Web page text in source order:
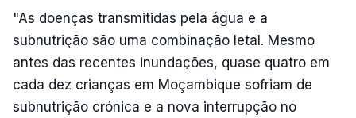
"As doenças transmitidas pela água e a
subnutrição são uma combinação letal. Mesmo
antes das recentes inundações, quase quatro em
cada dez crianças em Moçambique sofriam de
subnutrição crónica e a nova interrupção no